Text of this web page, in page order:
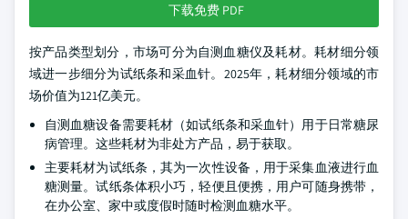
下载免费 PDF
按产品类型划分，市场可分为自测血糖仪及耗材。耗材细分领
域进一步细分为试纸条和采血针。2025年，耗材细分领域的市
场价值为121亿美元。
自测血糖设备需要耗材（如试纸条和采血针）用于日常糖尿
病管理。这些耗材为非处方产品，易于获取。
主要耗材为试纸条，其为一次性设备，用于采集血液进行血
糖测量。试纸条体积小巧，轻便且便携，用户可随身携带，
在办公室、家中或度假时随时检测血糖水平。